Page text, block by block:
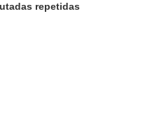
repetidas